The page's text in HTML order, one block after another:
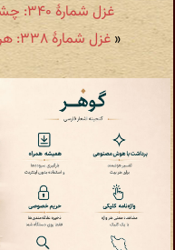
غزل شمارهٔ ۳۴۰: چشم ما روشن به نور روی اوست
« غزل شمارهٔ ۳۳۸: هر چه می بینی همه انوار اوست